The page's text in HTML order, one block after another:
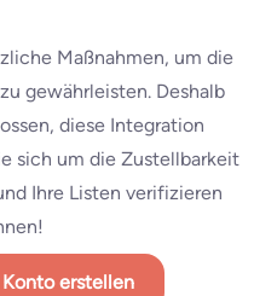
Maßnahmen, um die
gewährleisten. Deshalb
diese Integration
sich um die Zustellbarkeit
Ihre Listen verifizieren
erstellen